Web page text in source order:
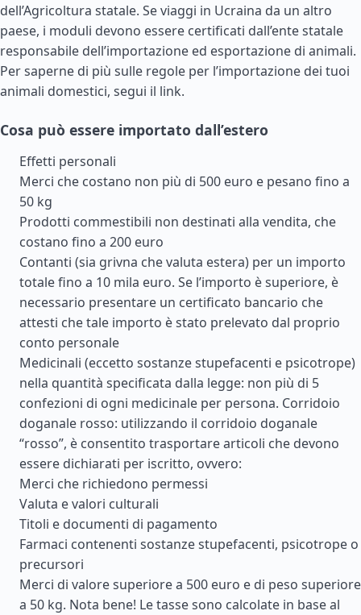
dell’Agricoltura statale. Se viaggi in Ucraina da un altro
paese, i moduli devono essere certificati dall’ente statale
responsabile dell’importazione ed esportazione di animali.
Per saperne di più sulle regole per l’importazione dei tuoi
animali domestici, segui il link.
Cosa può essere importato dall’estero
Effetti personali
Merci che costano non più di 500 euro e pesano fino a
50 kg
Prodotti commestibili non destinati alla vendita, che
costano fino a 200 euro
Contanti (sia grivna che valuta estera) per un importo
totale fino a 10 mila euro. Se l’importo è superiore, è
necessario presentare un certificato bancario che
attesti che tale importo è stato prelevato dal proprio
conto personale
Medicinali (eccetto sostanze stupefacenti e psicotrope)
nella quantità specificata dalla legge: non più di 5
confezioni di ogni medicinale per persona. Corridoio
doganale rosso: utilizzando il corridoio doganale
“rosso”, è consentito trasportare articoli che devono
essere dichiarati per iscritto, ovvero:
Merci che richiedono permessi
Valuta e valori culturali
Titoli e documenti di pagamento
Farmaci contenenti sostanze stupefacenti, psicotrope o
precursori
Merci di valore superiore a 500 euro e di peso superiore
a 50 kg. Nota bene! Le tasse sono calcolate in base al